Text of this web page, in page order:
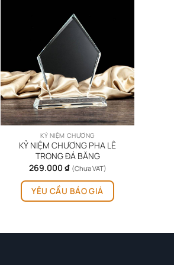
KỶ NIỆM CHƯƠNG
KỶ NIỆM CHƯƠNG PHA LÊ
TRONG ĐÁ BĂNG
269.000 ₫ (Chưa VAT)
YÊU CẦU BÁO GIÁ